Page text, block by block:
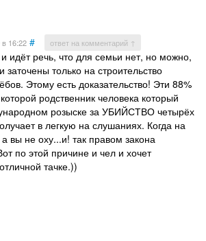
в 16:22 # ответ на комментарий ↑
и идёт речь, что для семьи нет, но можно,
только на строительство
Этому есть доказательство! Эти 88%
родственник человека который
розыске за УБИЙСТВО четырёх
в легкую на слушаниях. Когда на
вы не оху...и! так правом закона
по этой причине и чел и хочет
тачке.))